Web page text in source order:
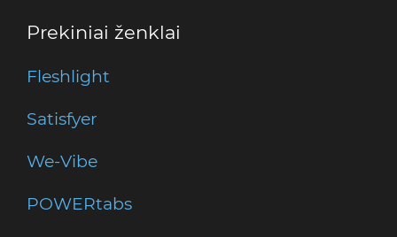
Prekiniai ženklai
Fleshlight
Satisfyer
We-Vibe
POWERtabs